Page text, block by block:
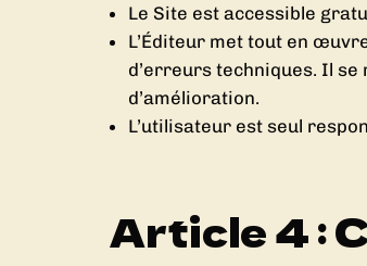
Le Site est accessible
L’Éditeur met tout en
d’erreurs techniques. Il
d’amélioration.
L’utilisateur est seul
Article 4 :